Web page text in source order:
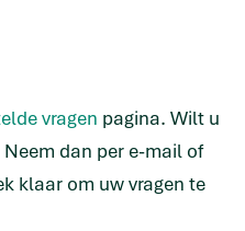
vragen pagina. Wilt u
dan per e-mail of
klaar om uw vragen te